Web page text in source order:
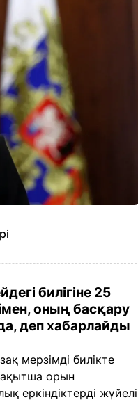
билігіне 25
оның басқару
деп хабарлайды
мерзімді билікте
орын
еркіндіктерді жүйелі